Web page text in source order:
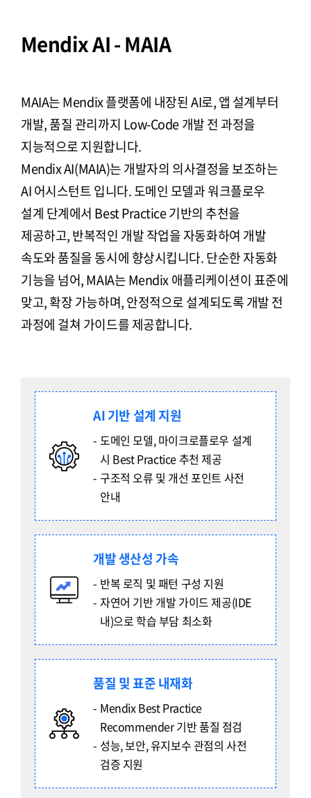
Mendix AI - MAIA
MAIA는 Mendix 플랫폼에 내장된 AI로, 앱 설계부터
개발, 품질 관리까지 Low-Code 개발 전 과정을
지능적으로 지원합니다.
Mendix AI(MAIA)는 개발자의 의사결정을 보조하는
AI 어시스턴트 입니다. 도메인 모델과 워크플로우
설계 단계에서 Best Practice 기반의 추천을
제공하고, 반복적인 개발 작업을 자동화하여 개발
속도와 품질을 동시에 향상시킵니다. 단순한 자동화
기능을 넘어, MAIA는 Mendix 애플리케이션이 표준에
맞고, 확장 가능하며, 안정적으로 설계되도록 개발 전
과정에 걸쳐 가이드를 제공합니다.
AI 기반 설계 지원
도메인 모델, 마이크로플로우 설계
시 Best Practice 추천 제공
구조적 오류 및 개선 포인트 사전
안내
개발 생산성 가속
반복 로직 및 패턴 구성 지원
자연어 기반 개발 가이드 제공(IDE
내)으로 학습 부담 최소화
품질 및 표준 내재화
Mendix Best Practice
Recommender 기반 품질 점검
성능, 보안, 유지보수 관점의 사전
검증 지원